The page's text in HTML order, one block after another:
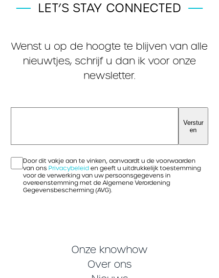
LET’S STAY CONNECTED
Wenst u op de hoogte te blijven van alle
nieuwtjes, schrijf u dan ik voor onze
newsletter.
Door dit vakje aan te vinken, aanvaardt u de voorwaarden
van ons Privacybeleid en geeft u uitdrukkelijk toestemming
voor de verwerking van uw persoonsgegevens in
overeenstemming met de Algemene Verordening
Gegevensbescherming (AVG).
Verstur
en
Onze knowhow
Over ons